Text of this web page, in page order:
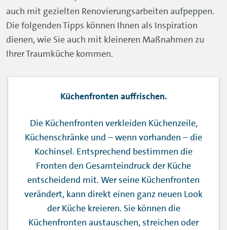
auch mit gezielten Renovierungsarbeiten aufpeppen.
Die folgenden Tipps können Ihnen als Inspiration
dienen, wie Sie auch mit kleineren Maßnahmen zu
Ihrer Traumküche kommen.
Küchenfronten auffrischen.
Die Küchenfronten verkleiden Küchenzeile,
Küchenschränke und – wenn vorhanden – die
Kochinsel. Entsprechend bestimmen die
Fronten den Gesamteindruck der Küche
entscheidend mit. Wer seine Küchenfronten
verändert, kann direkt einen ganz neuen Look
der Küche kreieren. Sie können die
Küchenfronten austauschen, streichen oder